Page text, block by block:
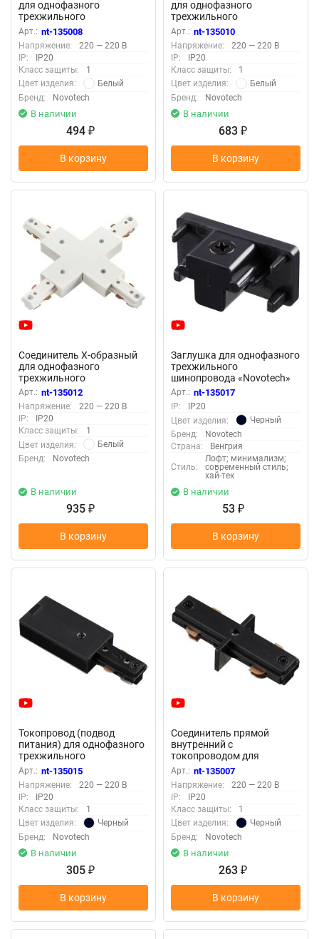
для однофазного
трехжильного
шинопровода «Novotech»
135008 (крепление к треку)
Арт.: nt-135008
Напряжение:
220 — 220 В
IP:
IP20
Класс защиты:
1
Цвет изделия:
Белый
Бренд:
Novotech
В наличии
494 ₽
В корзину
для однофазного
трехжильного
шинопровода «Novotech»
135010 (крепление к треку)
Арт.: nt-135010
Напряжение:
220 — 220 В
IP:
IP20
Класс защиты:
1
Цвет изделия:
Белый
Бренд:
Novotech
В наличии
683 ₽
В корзину
Соединитель Х-образный
для однофазного
трехжильного
шинопровода «Novotech»
135012 (крепление к треку)
Арт.: nt-135012
Напряжение:
220 — 220 В
IP:
IP20
Класс защиты:
1
Цвет изделия:
Белый
Бренд:
Novotech
В наличии
935 ₽
В корзину
Заглушка для однофазного
трехжильного
шинопровода «Novotech»
135017 (крепление к треку)
Арт.: nt-135017
IP:
IP20
Цвет изделия:
Черный
Бренд:
Novotech
Страна:
Венгрия
Стиль:
Лофт; минимализм;
современный стиль;
хай-тек
В наличии
53 ₽
В корзину
Токопровод (подвод
питания) для однофазного
трехжильного
шинопровода «Novotech»
135015 (крепление к треку)
Арт.: nt-135015
Напряжение:
220 — 220 В
IP:
IP20
Класс защиты:
1
Цвет изделия:
Черный
Бренд:
Novotech
В наличии
305 ₽
В корзину
Соединитель прямой
внутренний с
токопроводом для
однофазного
трехжильного
шинопровода «Novotech»
135007 (крепление к треку)
Арт.: nt-135007
Напряжение:
220 — 220 В
IP:
IP20
Класс защиты:
1
Цвет изделия:
Черный
Бренд:
Novotech
В наличии
263 ₽
В корзину